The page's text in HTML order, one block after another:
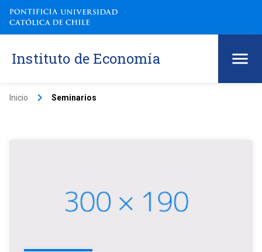
Instituto de Economía
Inicio keyboard_arrow_right Seminarios